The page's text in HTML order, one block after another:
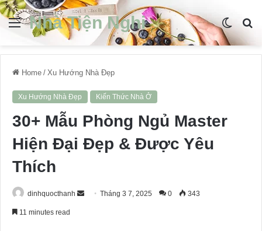
Menu
Nhà Tiện Nghi
Switch
skin
Home / Xu Hướng Nhà Đẹp
Xu Hướng Nhà Đẹp Kiến Thức Nhà Ở
30+ Mẫu Phòng Ngủ Master
Hiện Đại Đẹp & Được Yêu
Thích
dinhquocthanh Tháng 3 7, 2025 0 343
11 minutes read